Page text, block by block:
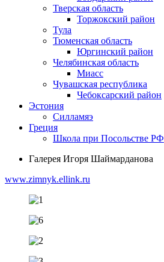
Тверская область
Торжокский район
Тула
Тюменская область
Юргинский район
Челябинская область
Миасс
Чувашская республика
Чебоксарский район
Эстония
Силламяэ
Греция
Школа при Посольстве РФ
Галерея Игоря Шаймарданова
www.zimnyk.ellink.ru